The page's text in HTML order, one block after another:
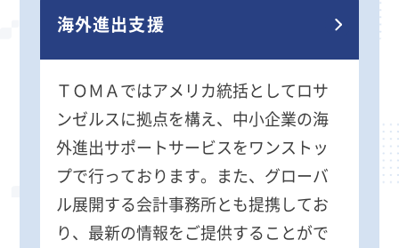
海外進出支援
ＴＯＭＡではアメリカ統括としてロサ
ンゼルスに拠点を構え、中小企業の海
外進出サポートサービスをワンストッ
プで行っております。また、グローバ
ル展開する会計事務所とも提携してお
り、最新の情報をご提供することがで